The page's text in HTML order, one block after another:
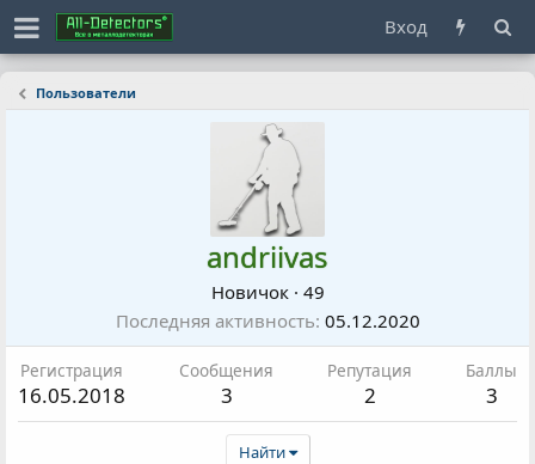
Вход
Пользователи
andriivas
Новичок · 49
Последняя активность 05.12.2020
Регистрация
16.05.2018
Сообщения
3
Репутация
2
Баллы
3
Найти